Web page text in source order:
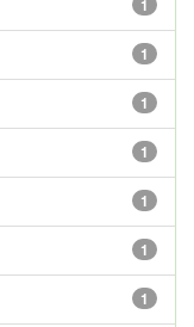
1
1
1
1
1
1
1